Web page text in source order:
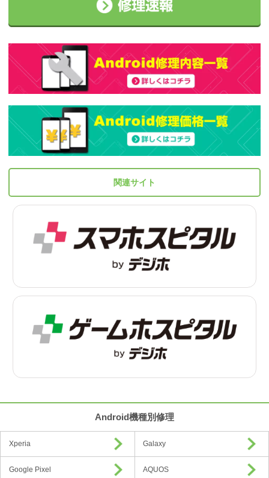
関連サイト
Android機種別修理
Xperia Galaxy
Google Pixel AQUOS